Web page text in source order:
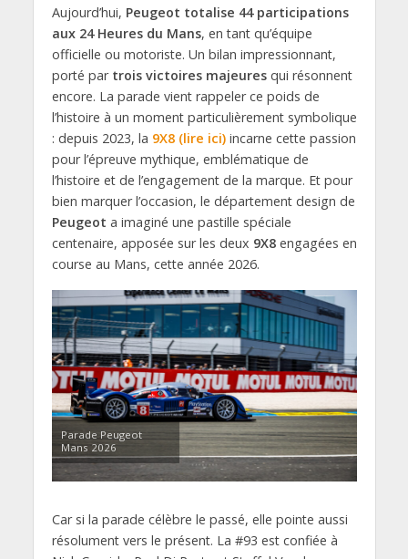
Aujourd’hui, Peugeot totalise 44 participations
aux 24 Heures du Mans, en tant qu’équipe
officielle ou motoriste. Un bilan impressionnant,
porté par trois victoires majeuresqui résonnent
encore. La parade vient rappeler ce poids de
l’histoire à un moment particulièrement symbolique
: depuis 2023, la 9X8 (lire ici)incarne cette passion
pour l’épreuve mythique, emblématique de
l’histoire et de l’engagement de la marque. Et pour
bien marquer l’occasion, le département design de
Peugeot a imaginé une pastille spéciale
centenaire, apposée sur les deux 9X8engagées en
course au Mans, cette année 2026.
Parade Peugeot
Mans 2026
Car si la parade célèbre le passé, elle pointe aussi
résolument vers le présent. La #93 est confiée à